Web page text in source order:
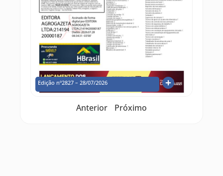
Edição nº2827 – 28/07/2026
Anterior Próximo